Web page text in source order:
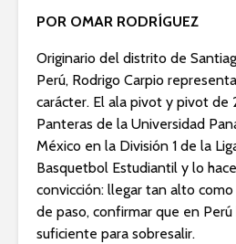
POR OMAR RODRÍGUEZ
Originario del distrito de
Perú, Rodrigo Carpio
carácter. El ala pivot y pivot de
Panteras de la Universidad
México en la División 1 de la
Basquetbol Estudiantil y lo
convicción: llegar tan alto
de paso, confirmar que en
suficiente para sobresalir.